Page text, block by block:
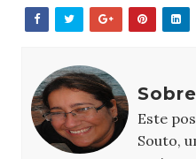
Este
Souto,